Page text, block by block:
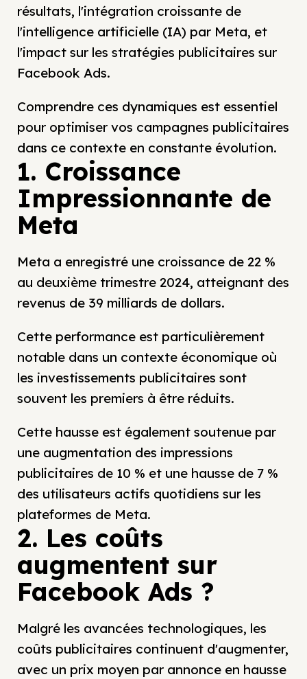
résultats, l'intégration croissante de
l'intelligence artificielle (IA) par Meta, et
l'impact sur les stratégies publicitaires sur
Facebook Ads.
Comprendre ces dynamiques est essentiel
pour optimiser vos campagnes publicitaires
dans ce contexte en constante évolution.
1. Croissance
Impressionnante de
Meta
Meta a enregistré une croissance de 22 %
au deuxième trimestre 2024, atteignant des
revenus de 39 milliards de dollars.
Cette performance est particulièrement
notable dans un contexte économique où
les investissements publicitaires sont
souvent les premiers à être réduits.
Cette hausse est également soutenue par
une augmentation des impressions
publicitaires de 10 % et une hausse de 7 %
des utilisateurs actifs quotidiens sur les
plateformes de Meta.
2. Les coûts
augmentent sur
Facebook Ads ?
Malgré les avancées technologiques, les
coûts publicitaires continuent d'augmenter,
avec un prix moyen par annonce en hausse